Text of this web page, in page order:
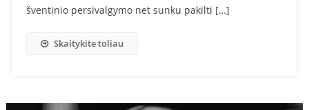
šventinio persivalgymo net sunku pakilti […]
Skaitykite toliau